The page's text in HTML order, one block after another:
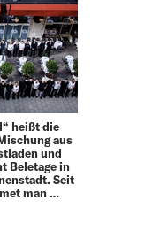
heißt die
aus
und
Beletage in
Seit
man …